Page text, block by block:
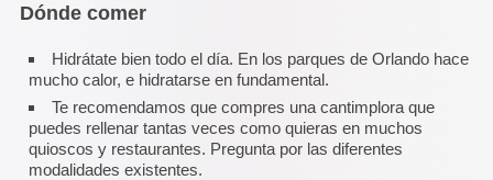
Dónde comer
Hidrátate bien todo el día. En los parques de Orlando hace
mucho calor, e hidratarse en fundamental.
Te recomendamos que compres una cantimplora que
puedes rellenar tantas veces como quieras en muchos
quioscos y restaurantes. Pregunta por las diferentes
modalidades existentes.